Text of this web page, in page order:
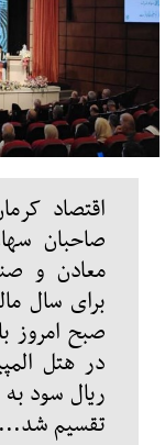
اقتصاد
صاحبان
معادن و
ریال سود
تقسیم شد...